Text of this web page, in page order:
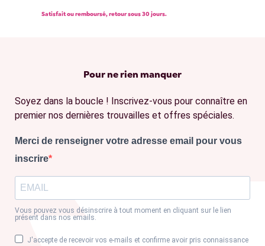
Satisfait ou remboursé, retour sous 30 jours.
Pour ne rien manquer
Soyez dans la boucle ! Inscrivez-vous pour connaître en
premier nos dernières trouvailles et offres spéciales.
Merci de renseigner votre adresse email pour vous
inscrire
Vous pouvez vous désinscrire à tout moment en cliquant sur le lien
présent dans nos emails.
J'accepte de recevoir vos e-mails et confirme avoir pris connaissance